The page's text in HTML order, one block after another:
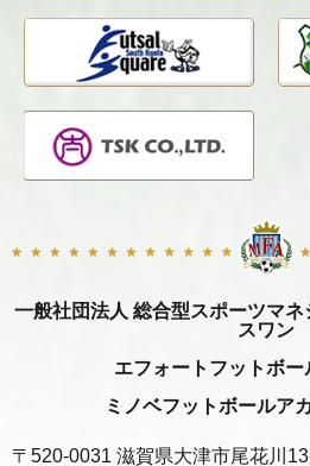
一般社団法人 総合型スポーツマ
スワン
エフォートフットボ
ミノベフットボールア
〒520-0031 滋賀県大津市尾花川